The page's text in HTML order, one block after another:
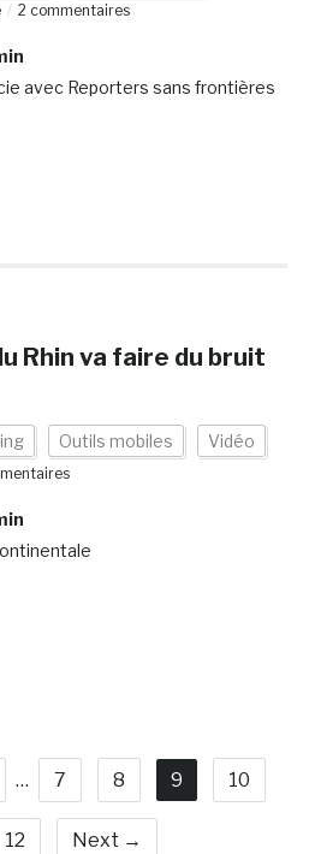
2 commentaires
avec Reporters sans frontières
Rhin va faire du bruit
Outils mobiles Vidéo
… 7 8 9 10
12 Next →